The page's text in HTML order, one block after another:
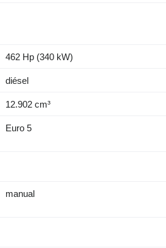
462 Hp (340 kW)
diésel
12.902 cm³
Euro 5
manual